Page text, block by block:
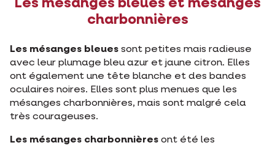
Les mésanges bleues et mésanges
charbonnières
Les mésanges bleues sont petites mais radieuse
avec leur plumage bleu azur et jaune citron. Elles
ont également une tête blanche et des bandes
oculaires noires. Elles sont plus menues que les
mésanges charbonnières, mais sont malgré cela
très courageuses.
Les mésanges charbonnières ont été les